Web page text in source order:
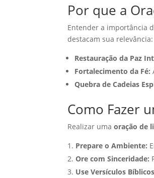
Por que a
Entender a importância
destacam sua relevância:
Restauração da Paz
Fortalecimento da Fé:
Quebra de Cadeias
Como Fazer
Realizar umaoração de
Prepare o Ambiente:
Ore com Sinceridade:
Use Versículos